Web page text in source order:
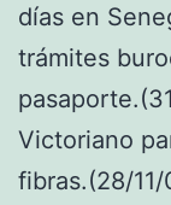
días en
trámites
Victoriano
fibras.(28/